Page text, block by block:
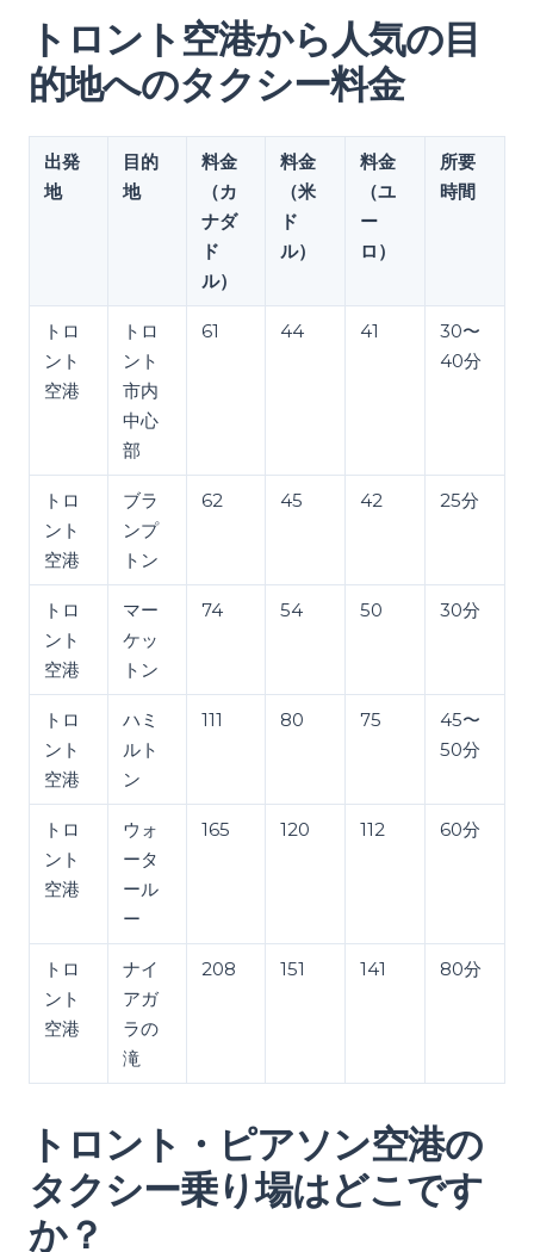
トロント空港から人気の目
的地へのタクシー料金
出発
地
目的
地
料金
（カ
ナダ
ド
ル）
料金
（米
ド
ル）
料金
（ユ
ー
ロ）
所要
時間
トロ
ント
空港
トロ
ント
市内
中心
部
61 44 41
30〜
40分
トロ
ント
空港
ブラ
ンプ
トン
62 45 42 25分
トロ
ント
空港
マー
ケッ
トン
74 54 50 30分
トロ
ント
空港
ハミ
ルト
ン
111 80 75
45〜
50分
トロ
ント
空港
ウォ
ータ
ール
ー
165 120 112 60分
トロ
ント
空港
ナイ
アガ
ラの
滝
208 151 141 80分
トロント・ピアソン空港の
タクシー乗り場はどこです
か？